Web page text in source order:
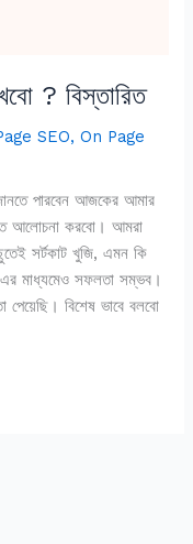
? বিস্তারিত
SEO,On Page
পারবেন আজকের আমার
আলোচনা করবো। আমরা
সর্টকাট খুজি, এমন কি
এর মাধ্যমেও সফলতা সম্ভব।
পেয়েছি। বিশেষ ভাবে বলবো